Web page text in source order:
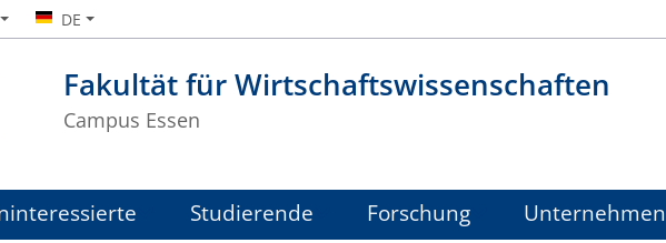
Fakultät für Wirtschaftswissenschaften
Campus Essen
DE
Studierende Forschung Unternehmen